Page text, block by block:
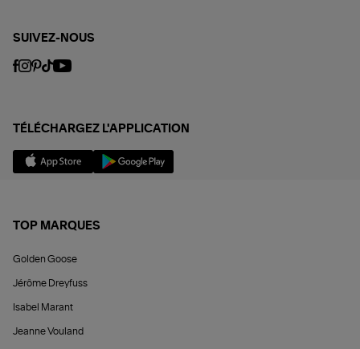
SUIVEZ-NOUS
TÉLÉCHARGEZ L'APPLICATION
TOP MARQUES
Golden Goose
Jérôme Dreyfuss
Isabel Marant
Jeanne Vouland